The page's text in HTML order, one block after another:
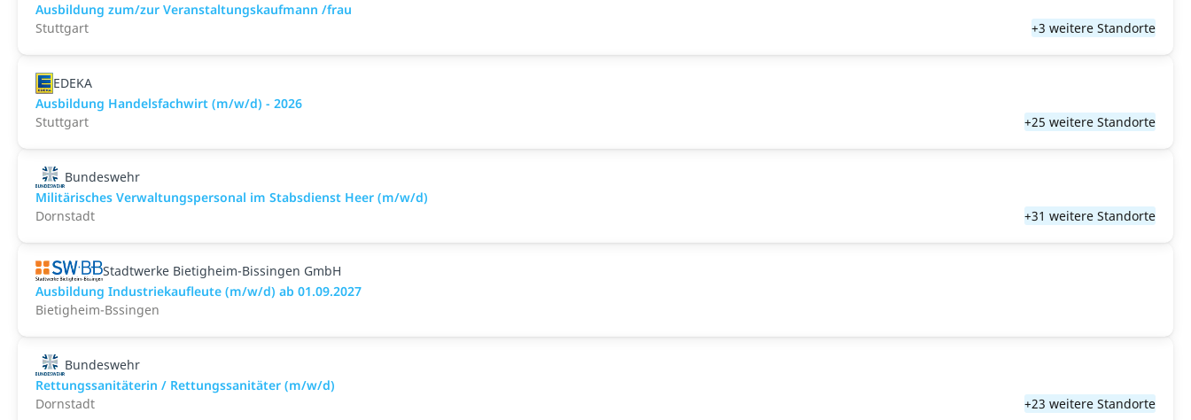
Ausbildung zum/zur Veranstaltungs­kaufmann /frau
Stuttgart
+3 weitere Standorte
EDEKA
Ausbildung Handelsfachwirt (m/w/d) - 2026
Stuttgart
+25 weitere Standorte
Bundeswehr
Militärisches Verwaltungspersonal im Stabsdienst Heer (m/w/d)
Dornstadt
+31 weitere Standorte
Stadtwerke Bietigheim-Bissingen GmbH
Ausbildung Industriekaufleute (m/w/d) ab 01.09.2027
Bietigheim-Bssingen
Bundeswehr
Rettungssanitäterin / Rettungssanitäter (m/w/d)
Dornstadt
+23 weitere Standorte